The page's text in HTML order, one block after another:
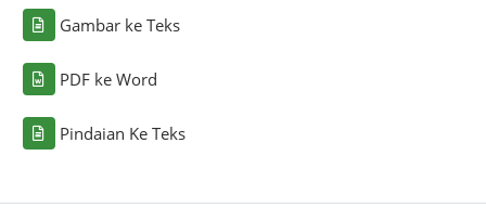
Gambar ke Teks
PDF ke Word
Pindaian Ke Teks